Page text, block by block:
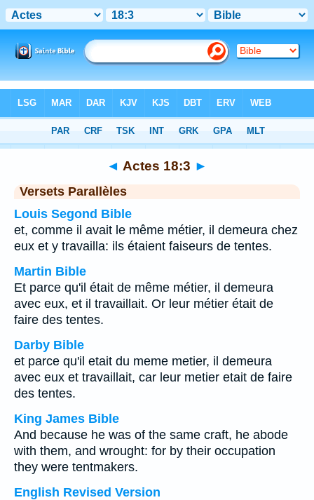
Chapitre 18> Verset 3
◄ Actes 18:3 ►
Versets Parallèles
Louis Segond Bible
et, comme il avait le même métier, il demeura chez
eux et y travailla: ils étaient faiseurs de tentes.
Martin Bible
Et parce qu'il était de même métier, il demeura
avec eux, et il travaillait. Or leur métier était de
faire des tentes.
Darby Bible
et parce qu'il etait du meme metier, il demeura
avec eux et travaillait, car leur metier etait de faire
des tentes.
King James Bible
And because he was of the same craft, he abode
with them, and wrought: for by their occupation
they were tentmakers.
English Revised Version